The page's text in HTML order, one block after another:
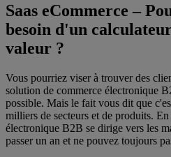
Saas eCommerce –
besoin d'un
valeur ?
Vous pourriez viser à trouver des
solution de commerce électronique
possible. Mais le fait vous dit que
milliers de secteurs et de produits.
électronique B2B se dirige vers les
passer un an et ne pouvez toujours